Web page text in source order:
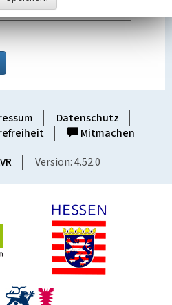
Datenschutz
Mitmachen
Version: 4.52.0